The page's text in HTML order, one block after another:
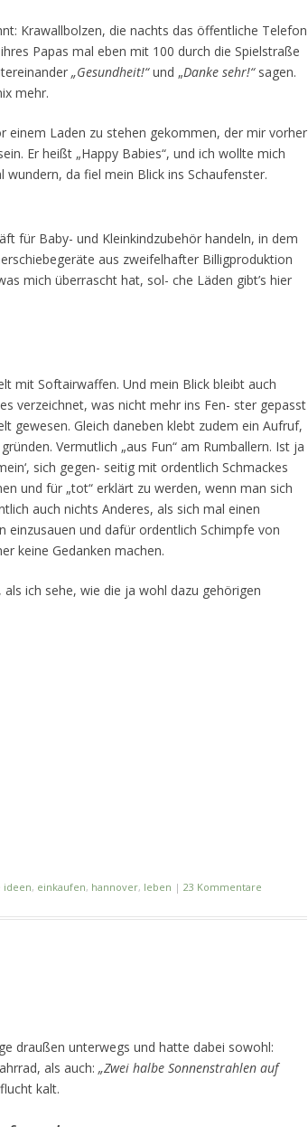
Krawallbolzen, die nachts das öffentliche Telefon
ihres Papas mal eben mit 100 durch die Spielstraße
„Gesundheit!“und „Danke sehr!“sagen.
mehr.
einem Laden zu stehen gekommen, der mir vorher
Er heißt „Happy Babies“, und ich wollte mich
da fiel mein Blick ins Schaufenster.
für Baby- und Kleinkindzubehör handeln, in dem
aus zweifelhafter Billigproduktion
mich überrascht hat, sol- che Läden gibt’s hier
mit Softairwaffen. Und mein Blick bleibt auch
verzeichnet, was nicht mehr ins Fen- ster gepasst
gewesen. Gleich daneben klebt zudem ein Aufruf,
Vermutlich „aus Fun“ am Rumballern. Ist ja
sich gegen- seitig mit ordentlich Schmackes
und für „tot“ erklärt zu werden, wenn man sich
auch nichts Anderes, als sich mal einen
und dafür ordentlich Schimpfe von
keine Gedanken machen.
ich sehe, wie die ja wohl dazu gehörigen
ideen, einkaufen, hannover, leben | 23 Kommentare
draußen unterwegs und hatte dabei sowohl:
als auch: „Zwei halbe Sonnenstrahlen auf
kalt.